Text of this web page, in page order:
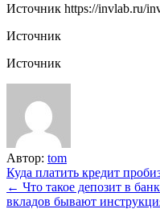
Источник https://invlab.ru/
Источник
Источник
Автор: tom
Навигация
по
Куда платить кредит
← Что такое депозит в
вкладов бывают